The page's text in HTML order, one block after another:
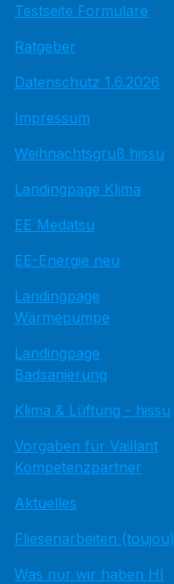
Testseite Formulare
Ratgeber
Datenschutz 1.6.2026
Impressum
Weihnachtsgruß hissu
Landingpage Klima
EE Medatsu
EE-Energie neu
Landingpage
Wärmepumpe
Landingpage
Badsanierung
Klima & Lüftung - hissu
Vorgaben für Vaillant
Kompetenzpartner
Aktuelles
Fliesenarbeiten (toujou)
Was nur wir haben HI